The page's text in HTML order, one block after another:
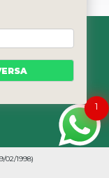
02/1998)
1